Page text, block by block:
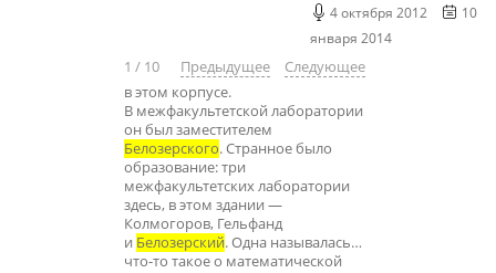
4 октября 2012
10
января 2014
1 / 10 Предыдущее
Следующее
в этом корпусе.
В межфакультетской лаборатории
он был заместителем
Белозерского. Странное было
образование: три
межфакультетских лаборатории
здесь, в этом здании —
Колмогоров, Гельфанд
и Белозерский. Одна называлась…
что-то такое о математической